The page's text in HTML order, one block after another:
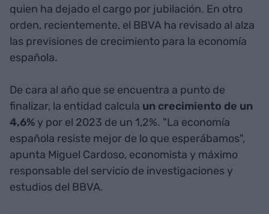
quien ha dejado el cargo por jubilación. En otro
orden, recientemente, el BBVA ha revisado al alza
las previsiones de crecimiento para la economía
española.
De cara al año que se encuentra a punto de
finalizar, la entidad calcula un crecimiento de un
4,6% y por el 2023 de un 1,2%. "La economía
española resiste mejor de lo que esperábamos",
apunta Miguel Cardoso, economista y máximo
responsable del servicio de investigaciones y
estudios del BBVA.